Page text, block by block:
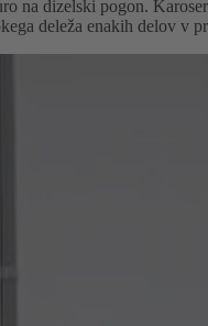
na dizelski pogon.
deleža enakih delov